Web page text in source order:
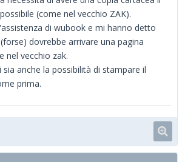
(come nel vecchio ZAK).
di wubook e mi hanno detto
dovrebbe arrivare una pagina
nel vecchio zak.
sia anche la possibilità di stampare il
prima.